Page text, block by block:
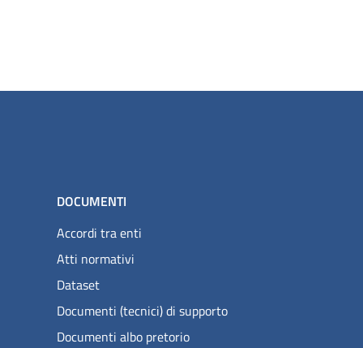
DOCUMENTI
Accordi tra enti
Atti normativi
Dataset
Documenti (tecnici) di supporto
Documenti albo pretorio